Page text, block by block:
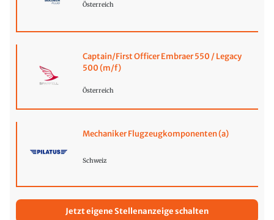
Österreich
Captain/First Officer Embraer 550 / Legacy
500 (m/f)
Österreich
Mechaniker Flugzeugkomponenten (a)
Schweiz
Jetzt eigene Stellenanzeige schalten